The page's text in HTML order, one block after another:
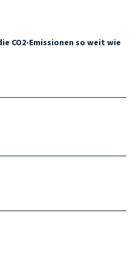
Emissionen so weit wie